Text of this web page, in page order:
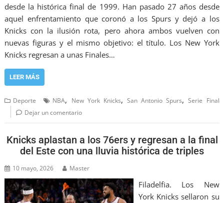
desde la histórica final de 1999. Han pasado 27 años desde
aquel enfrentamiento que coronó a los Spurs y dejó a los
Knicks con la ilusión rota, pero ahora ambos vuelven con
nuevas figuras y el mismo objetivo: el título. Los New York
Knicks regresan a unas Finales…
LEER MÁS
Deporte NBA, New York Knicks,San Antonio Spurs,Serie Final
Dejar un comentario
Knicks aplastan a los 76ers y regresan a la final
del Este con una lluvia histórica de triples
10 mayo, 2026 Master
Filadelfia. Los New
York Knicks sellaron su